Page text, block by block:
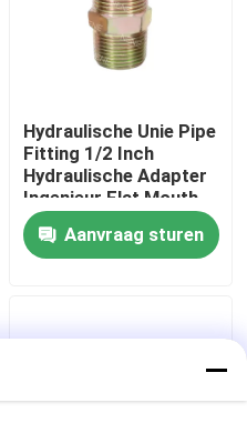
Hydraulische Unie Pipe
Fitting 1/2 Inch
Hydraulische Adapter
Ingenieur Flat Mouth
Union Joint
Aanvraag sturen